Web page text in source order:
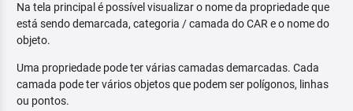
Na tela principal é possível visualizar o nome da propriedade que
está sendo demarcada, categoria / camada do CAR e o nome do
objeto.
Uma propriedade pode ter várias camadas demarcadas. Cada
camada pode ter vários objetos que podem ser polígonos, linhas
ou pontos.